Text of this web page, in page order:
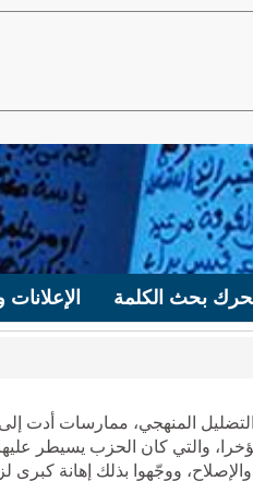
بحث الكلمة
المنهجي، ممارسات أدت إلى
والتي كان الحزب يسيطر
ووجّهوا بذلك إهانة كبرى